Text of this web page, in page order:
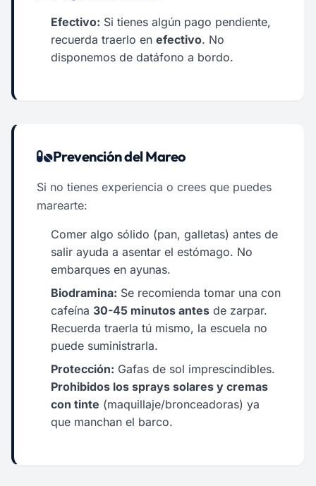
Efectivo: Si tienes algún pago pendiente,
recuerda traerlo en efectivo. No
disponemos de datáfono a bordo.
Prevención del Mareo
Si no tienes experiencia o crees que puedes
marearte:
Comer algo sólido (pan, galletas) antes de
salir ayuda a asentar el estómago. No
embarques en ayunas.
Biodramina: Se recomienda tomar una con
cafeína 30-45 minutos antes de zarpar.
Recuerda traerla tú mismo, la escuela no
puede suministrarla.
Protección: Gafas de sol imprescindibles.
Prohibidos los sprays solares y cremas
con tinte (maquillaje/bronceadoras) ya
que manchan el barco.